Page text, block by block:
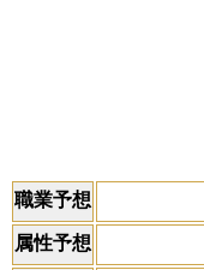
職業予想
属性予想